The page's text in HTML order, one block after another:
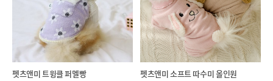
펫츠앤미 트윙클 퍼멜빵 펫츠앤미 소프트 따수미 올인원